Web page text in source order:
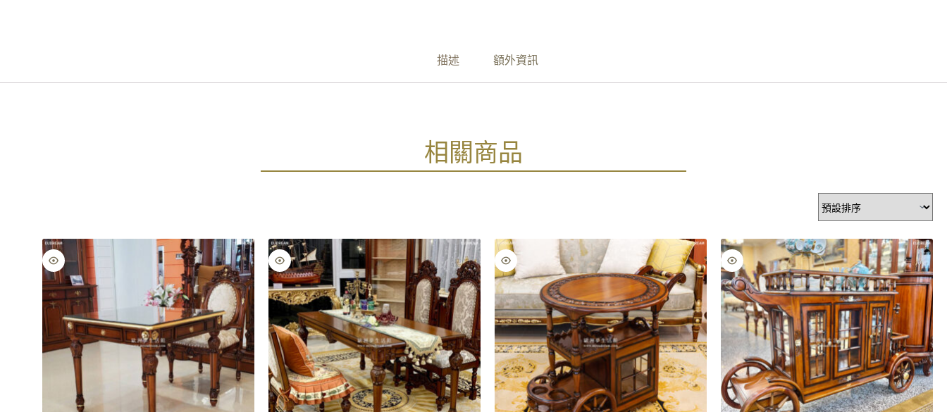
描述 額外資訊
相關商品